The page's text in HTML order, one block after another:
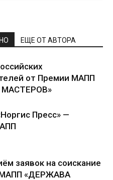
ЕЩЕ ОТ АВТОРА
от Премии МАПП
Пресс» —
заявок на соискание
МАПП «ДЕРЖАВА